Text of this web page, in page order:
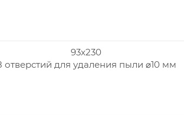
93x230
отверстий для удаления пыли ⌀10 мм